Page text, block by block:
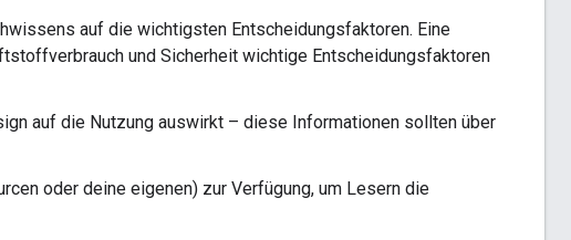
auf die wichtigsten Entscheidungsfaktoren. Eine
und Sicherheit wichtige Entscheidungsfaktoren
auf die Nutzung auswirkt – diese Informationen sollten über
oder deine eigenen) zur Verfügung, um Lesern die